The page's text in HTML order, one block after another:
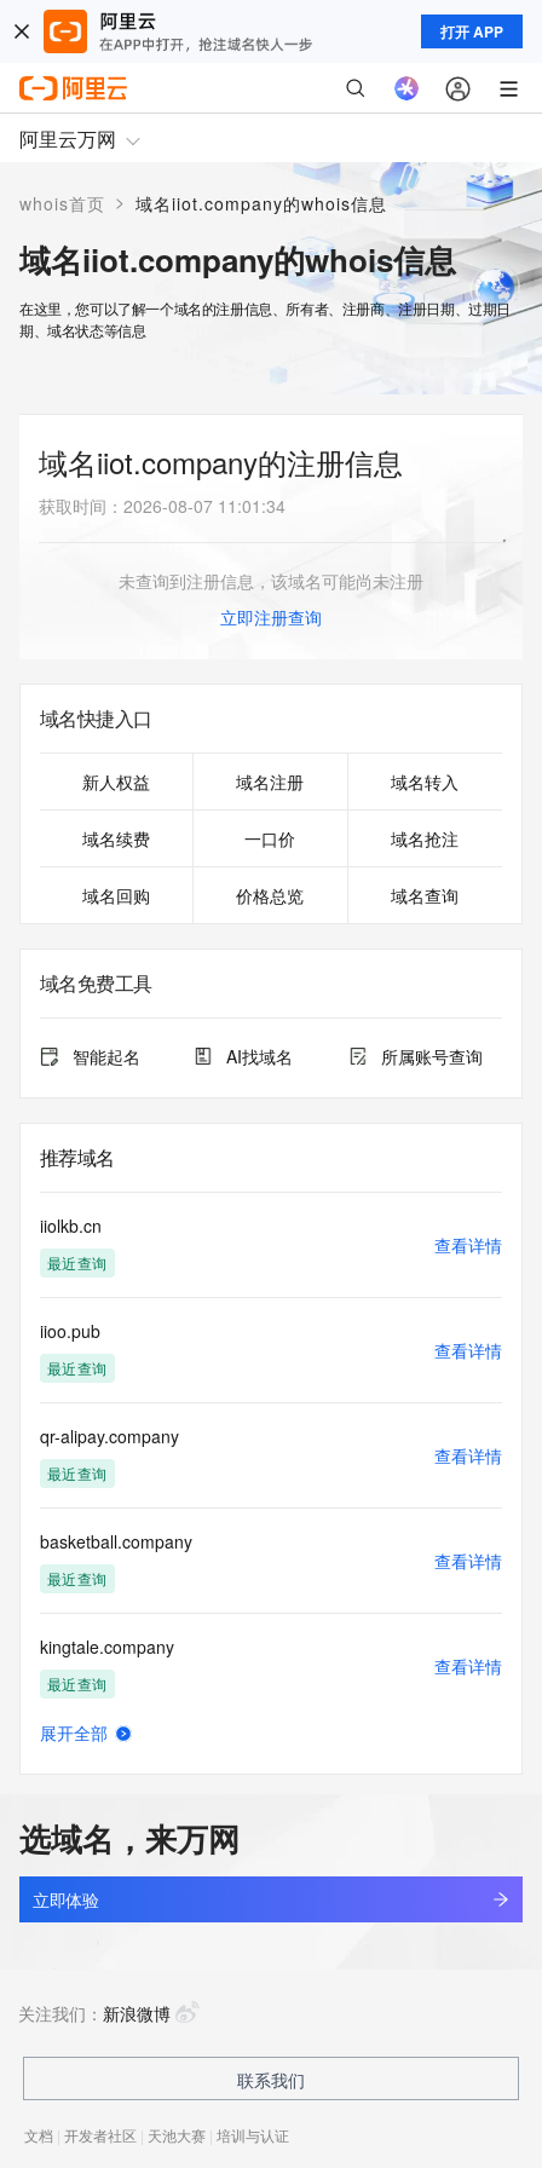
打开 APP
阿里云万网
whois首页 > 域名iiot.company的whois信息
域名iiot.company的whois信息
在这里，您可以了解一个域名的注册信息、所有者、注册商、注册日期、过期日
期、域名状态等信息
域名iiot.company的注册信息
获取时间 ： 2026-08-07 11:01:34
未查询到注册信息，该域名可能尚未注册
立即注册查询
域名快捷入口
新人权益 域名注册 域名转入
域名续费 一口价 域名抢注
域名回购 价格总览 域名查询
域名免费工具
智能起名 AI找域名 所属账号查询
推荐域名
iiolkb.cn
最近查询
查看详情
iioo.pub
最近查询
查看详情
qr-alipay.company
最近查询
查看详情
basketball.company
最近查询
查看详情
kingtale.company
最近查询
查看详情
shubo.company
最近查询
查看详情
展开全部
选域名，来万网
立即体验
关注我们： 新浪微博
联系我们
文档 | 开发者社区 | 天池大赛 | 培训与认证